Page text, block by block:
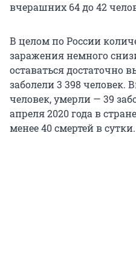
вчерашних 64 до 42
В целом по России
заражения немного
оставаться достаточно
заболели 3 398 человек.
человек, умерли — 39
апреля 2020 года в
менее 40 смертей в сутки.